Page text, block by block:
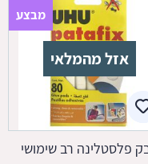
אזל מהמלאי
מבצע
פלסטלינה רב שימושי